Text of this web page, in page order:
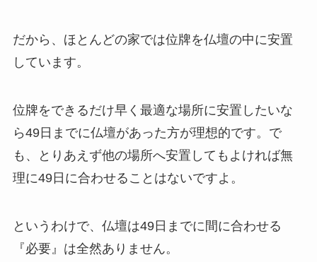
だから、ほとんどの家では位牌を仏壇の中に安置
しています。
位牌をできるだけ早く最適な場所に安置したいな
ら49日までに仏壇があった方が理想的です。で
も、とりあえず他の場所へ安置してもよければ無
理に49日に合わせることはないですよ。
というわけで、仏壇は49日までに間に合わせる
『必要』は全然ありません。